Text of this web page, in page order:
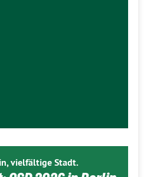
vielfältige Stadt.